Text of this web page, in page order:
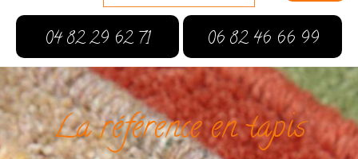
04 82 29 62 71 06 82 46 66 99
La référence en tapis